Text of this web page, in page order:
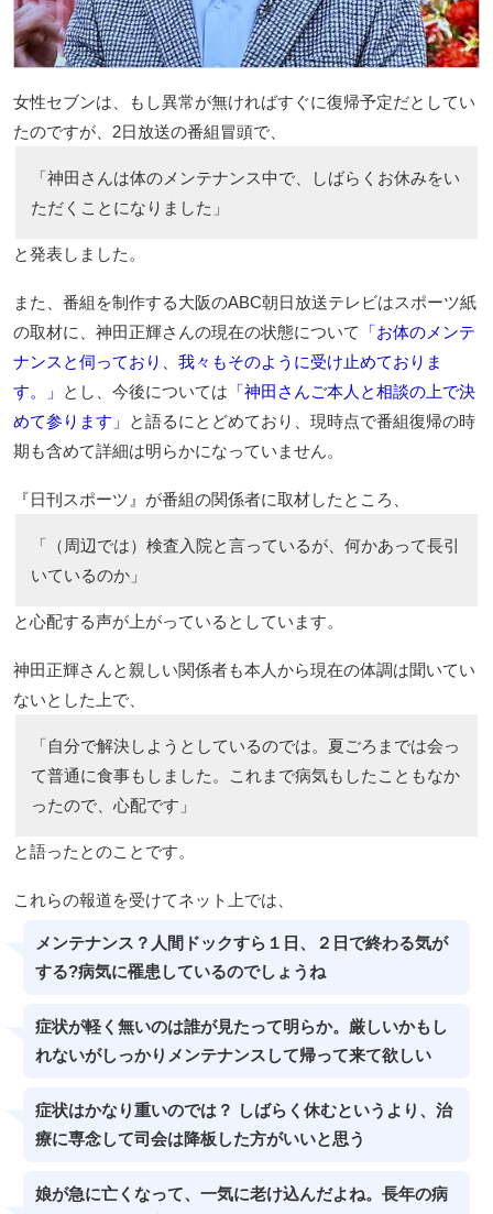
女性セブンは、もし異常が無ければすぐに復帰予定だとしてい
たのですが、2日放送の番組冒頭で、
「神田さんは体のメンテナンス中で、しばらくお休みをい
ただくことになりました」
と発表しました。
また、番組を制作する大阪のABC朝日放送テレビはスポーツ紙
の取材に、神田正輝さんの現在の状態について
「お体のメンテ
ナンスと伺っており、我々もそのように受け止めておりま
す。」
とし、今後については 「神田さんご本人と相談の上で決
めて参ります」
と語るにとどめており、現時点で番組復帰の時
期も含めて詳細は明らかになっていません。
『日刊スポーツ』が番組の関係者に取材したところ、
「（周辺では）検査入院と言っているが、何かあって長引
いているのか」
と心配する声が上がっているとしています。
神田正輝さんと親しい関係者も本人から現在の体調は聞いてい
ないとした上で、
「自分で解決しようとしているのでは。夏ごろまでは会っ
て普通に食事もしました。これまで病気もしたこともなか
ったので、心配です」
と語ったとのことです。
これらの報道を受けてネット上では、
メンテナンス？人間ドックすら１日、２日で終わる気が
する?病気に罹患しているのでしょうね
症状が軽く無いのは誰が見たって明らか。厳しいかもし
れないがしっかりメンテナンスして帰って来て欲しい
症状はかなり重いのでは？ しばらく休むというより、治
療に専念して司会は降板した方がいいと思う
娘が急に亡くなって、一気に老け込んだよね。長年の病